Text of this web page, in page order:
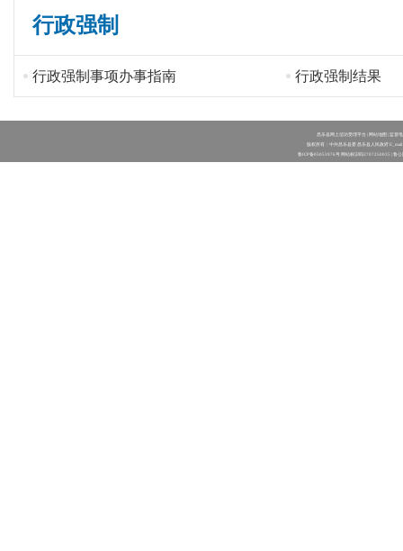
行政强制
行政强制事项办事指南 行政强制结果
昌乐县网上信访受理平台 网站地图 | 监督
版权所有：中共昌乐县委 昌乐县人民政府
鲁ICP备05053976号 网站标识码3707250035 | 鲁公